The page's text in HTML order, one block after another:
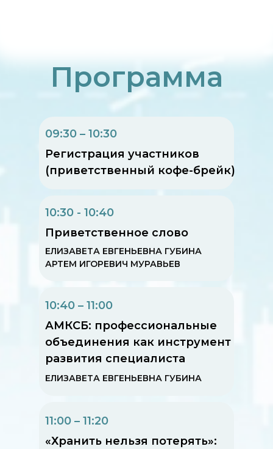
09:30 – 10:30
10:30 - 10:40
Регистрация участников
(приветственный кофе-брейк)
Приветственное слово
ЕЛИЗАВЕТА ЕВГЕНЬЕВНА ГУБИНА
АРТЕМ ИГОРЕВИЧ МУРАВЬЕВ
10:40 – 11:00
11:00 – 11:20
АМКСБ: профессиональные
объединения как инструмент
развития специалиста
«Хранить нельзя потерять»:
Программа
ЕЛИЗАВЕТА ЕВГЕНЬЕВНА ГУБИНА